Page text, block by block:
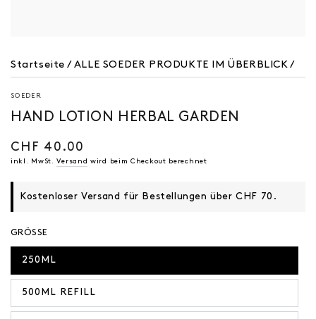
Startseite / ALLE SOEDER PRODUKTE IM ÜBERBLICK /
SOEDER
HAND LOTION HERBAL GARDEN
Regulärer
Preis
CHF 40.00
inkl. MwSt.Versand wird beim Checkout berechnet
Kostenloser Versand für Bestellungen über CHF 70.
GRÖSSE
250ML
500ML REFILL